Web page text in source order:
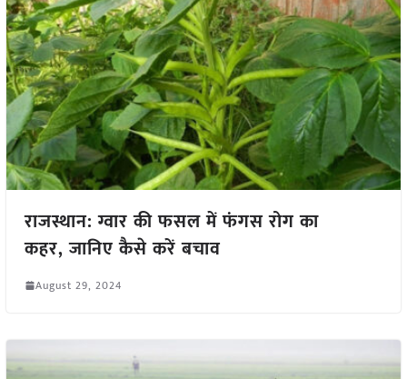
राजस्थान: ग्वार की फसल में फंगस रोग का
कहर, जानिए कैसे करें बचाव
August 29, 2024